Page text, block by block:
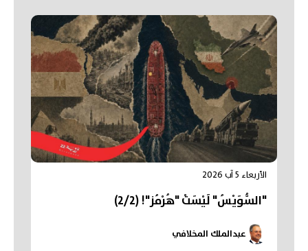
الأربعاء 5 آب 2026
"السُّوَيْسُ" لَيْسَتْ "هُرْمُز"! (2/2)
عبدالملك المخلافي